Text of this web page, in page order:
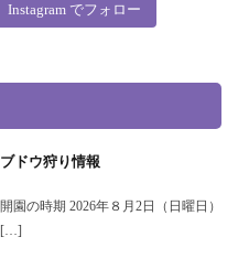
Instagram でフォロー
ブドウ狩り情報
開園の時期 2026年８月2日（日曜日）
[…]